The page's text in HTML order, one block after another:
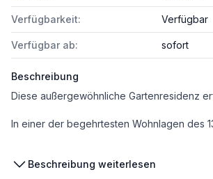
Verfügbarkeit: Verfügbar
Verfügbar ab: sofort
Beschreibung
In einer der begehrtesten Wohnlagen des 13. Wiener Gemeindebezirks erwartet Sie diese exklusive Gartenwohnung mit rund 140 m² Wohnfläche, einem ca. 250 m² (plus 250m²) großen, liebevoll angelegten Eigengarten, sowie einer großzügigen ca. 70 m²
Beschreibung weiterlesen